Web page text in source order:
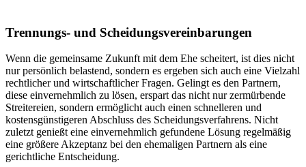
Trennungs- und Scheidungsvereinbarungen
Wenn die gemeinsame Zukunft mit dem Ehe scheitert, ist dies nicht
nur persönlich belastend, sondern es ergeben sich auch eine Vielzahl
rechtlicher und wirtschaftlicher Fragen. Gelingt es den Partnern,
diese einvernehmlich zu lösen, erspart das nicht nur zermürbende
Streitereien, sondern ermöglicht auch einen schnelleren und
kostensgünstigeren Abschluss des Scheidungsverfahrens. Nicht
zuletzt genießt eine einvernehmlich gefundene Lösung regelmäßig
eine größere Akzeptanz bei den ehemaligen Partnern als eine
gerichtliche Entscheidung.